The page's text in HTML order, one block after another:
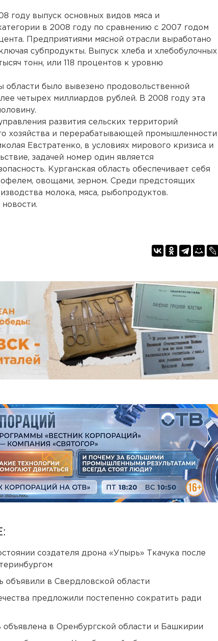
году выпуск основных видов мяса и
в 2008 году по сравнению с 2007 годом
Предприятиями мясной отрасли выработано
субпродукты. Выпуск хлеба и хлебобулочных
тонн, или 118 процентов к уровню
области было вывезено продовольственной
четырех миллиардов рублей. В 2008 году эта
развития сельских территорий
хозяйства и перерабатывающей промышленности
Евстратенко, в условиях мирового кризиса и
задачей номер один является
Курганская область обеспечивает себя
овощами, зерном. Среди предстоящих
молока, мяса, рыбопродуктов.
создателя дрона «Упырь» Ткачука после
объявили в Свердловской области
предложили постепенно сократить ради
объявлена в Оренбургской области и Башкирии